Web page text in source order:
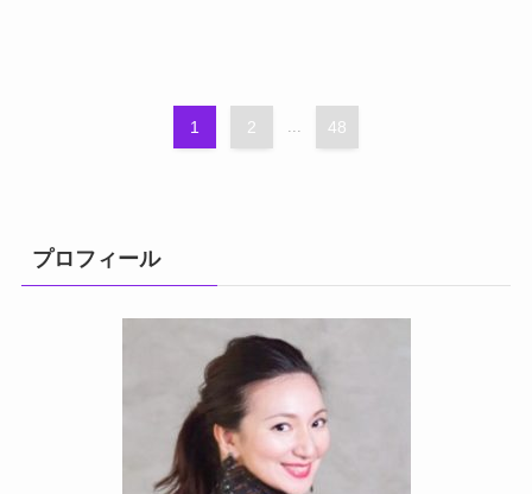
1 2 ... 48
プロフィール